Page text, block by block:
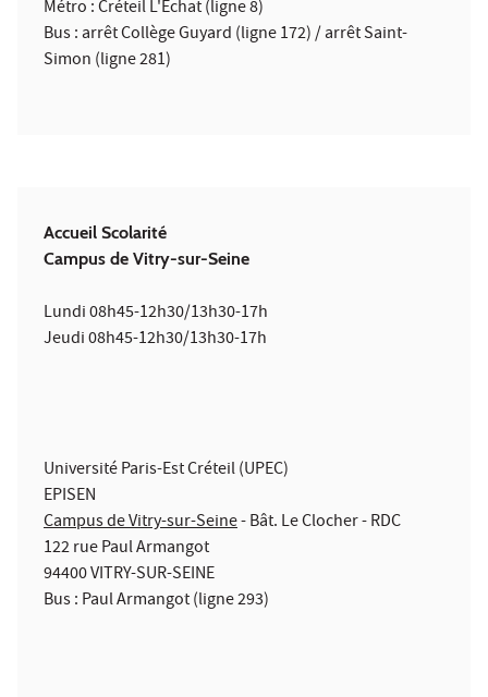
Métro : Créteil L'Echat (ligne 8)
Bus : arrêt Collège Guyard (ligne 172) / arrêt Saint-
Simon (ligne 281)
Accueil Scolarité
Campus de Vitry-sur-Seine
Lundi 08h45-12h30/13h30-17h
Jeudi 08h45-12h30/13h30-17h
Université Paris-Est Créteil (UPEC)
EPISEN
Campus de Vitry-sur-Seine- Bât. Le Clocher - RDC
122 rue Paul Armangot
94400 VITRY-SUR-SEINE
Bus : Paul Armangot (ligne 293)